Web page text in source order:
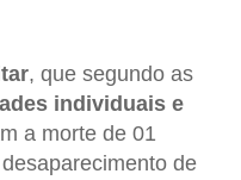
, que segundo as
individuais e
a morte de 01
de